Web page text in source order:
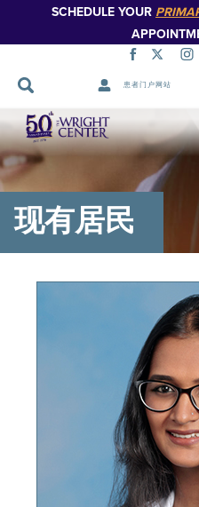
SCHEDULE YOUR
患者门户网站
跳
过
导
航
现有居民